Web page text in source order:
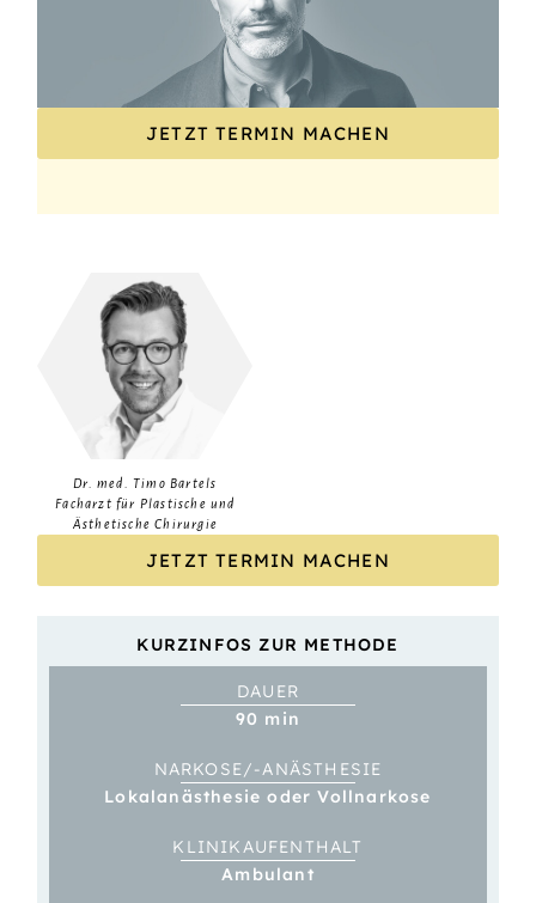
JETZT TERMIN MACHEN
Dr. med. Timo Bartels
Facharzt für Plastische und
Ästhetische Chirurgie
JETZT TERMIN MACHEN
KURZINFOS ZUR METHODE
DAUER
90 min
NARKOSE/-ANÄSTHESIE
Lokalanästhesie oder Vollnarkose
KLINIK­­AUFENTHALT
Ambulant